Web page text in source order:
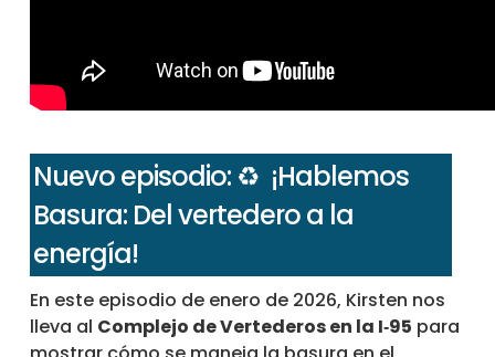
Nuevo episodio: ♻️ ¡Hablemos
Basura: Del vertedero a la
energía!
En este episodio de enero de 2026, Kirsten nos
lleva al Complejo de Vertederos en la I‑95 para